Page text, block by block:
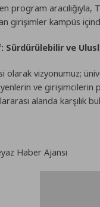
program
girişimler kampüs
Sürdürülebilir ve
olarak vizyonumuz;
ve
alanda karşılık
Haber Ajansı